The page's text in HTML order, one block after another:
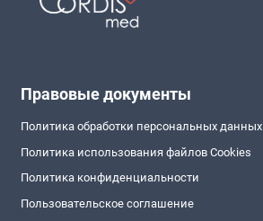
Правовые документы
Политика обработки персональных данных
Политика использования файлов Cookies
Политика конфиденциальности
Пользовательское соглашение